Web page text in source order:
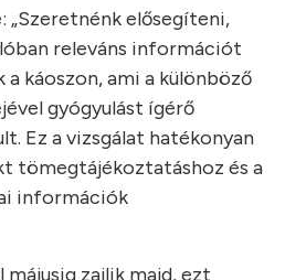
elősegíteni,
releváns információt
a káoszon, ami a különböző
gyógyulást ígérő
Ez a vizsgálat hatékonyan
tömegtájékoztatáshoz és a
információk
zajlik majd, ezt